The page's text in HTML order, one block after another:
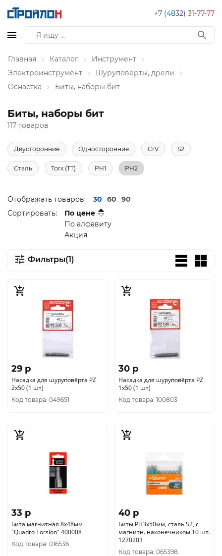
+7 (4832) 31-77-77
Главная Каталог
Инструмент
Электроинструмент
Шуруповёрты, дрели
Оснастка
Биты, наборы бит
Биты, наборы бит
117 товаров
Двусторонние Односторонние CrV S2
Сталь Torx (TT) PH1 PH2
Отображать товаров: 30 60
90
Сортировать:
По цене
По алфавиту
Акция
Фильтры(1)
29 p
Насадка для шуруповёрта PZ
2x50 (1 шт)
Код товара: 049651
30 p
Насадка для шуруповёрта PZ
1x50 (1 шт)
Код товара: 100803
33 p
Бита магнитная 8х48мм
"Quadro Torsion" 400008
Код товара: 016536
40 p
Биты PH3х50мм, сталь S2, с
магнитн. наконечником.10 шт.
1270203
Код товара: 065398